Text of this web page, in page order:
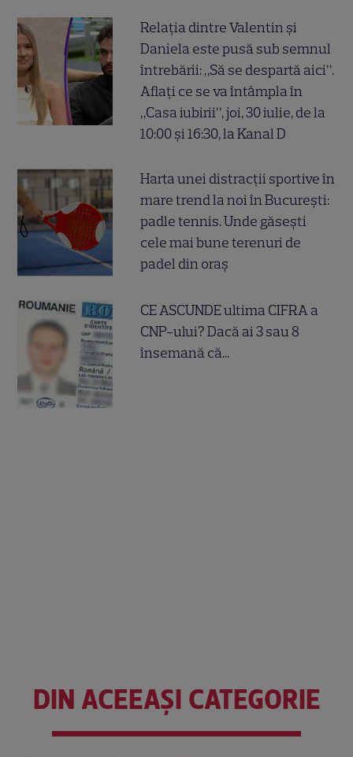
Relația dintre Valentin și
Daniela este pusă sub semnul
întrebării: „Să se despartă aici”.
Aflați ce se va întâmpla în
„Casa iubirii”, joi, 30 iulie, de la
10:00 și 16:30, la Kanal D
Harta unei distracții sportive în
mare trend la noi în București:
padle tennis. Unde găsești
cele mai bune terenuri de
padel din oraș
CE ASCUNDE ultima CIFRA a
CNP-ului? Dacă ai 3 sau 8
însemană că...
DIN ACEEAȘI CATEGORIE